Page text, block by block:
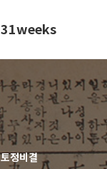
31weeks
토정비결